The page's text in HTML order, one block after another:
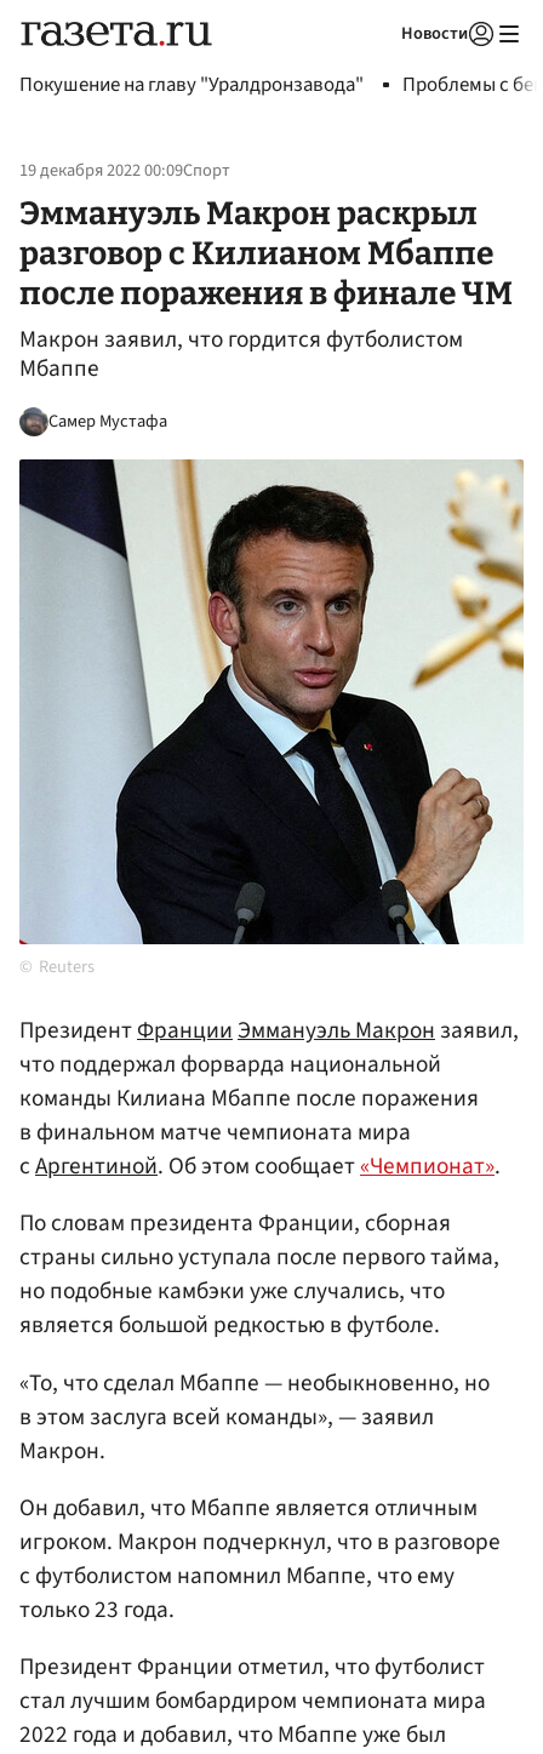
Новости
Покушение на главу "Уралдронзавода" Проблемы с
19 декабря 2022 00:09Спорт
Эммануэль Макрон раскрыл
разговор с Килианом Мбаппе
после поражения в финале ЧМ
Макрон заявил, что гордится футболистом
Мбаппе
Самер Мустафа
Reuters
ПрезидентФранцииЭммануэль Макронзаявил,
что поддержал форварда национальной
команды Килиана Мбаппе после поражения
в финальном матче чемпионата мира
сАргентиной. Об этом сообщает«Чемпионат».
По словам президента Франции, сборная
страны сильно уступала после первого тайма,
но подобные камбэки уже случались, что
является большой редкостью в футболе.
«То, что сделал Мбаппе — необыкновенно, но
в этом заслуга всей команды», — заявил
Макрон.
Он добавил, что Мбаппе является отличным
игроком. Макрон подчеркнул, что в разговоре
с футболистом напомнил Мбаппе, что ему
только 23 года.
Президент Франции отметил, что футболист
стал лучшим бомбардиром чемпионата мира
2022 года и добавил, что Мбаппе уже был